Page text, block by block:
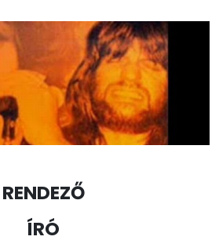
RENDEZŐ
ÍRÓ